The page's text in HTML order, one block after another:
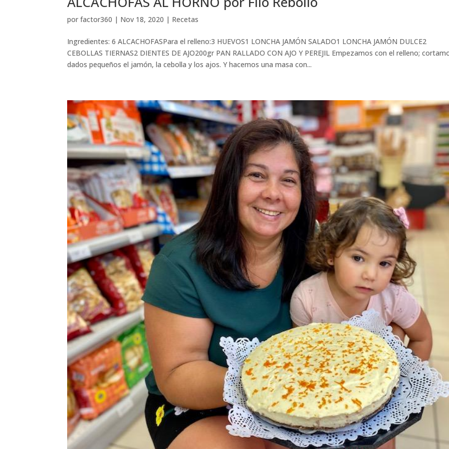
porfactor360 | Nov 18, 2020 | Recetas
Ingredientes: 6 ALCACHOFASPara el relleno:3 HUEVOS1 LONCHA JAMÓN SALADO1 LONCHA JAMÓN DULCE2
CEBOLLAS TIERNAS2 DIENTES DE AJO200gr PAN RALLADO CON AJO Y PEREJIL Empezamos con el relleno;
dados pequeños el jamón, la cebolla y los ajos. Y hacemos una masa con...